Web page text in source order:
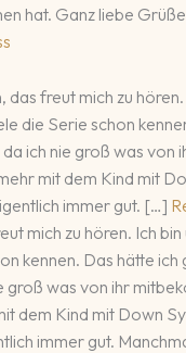
hat. Ganz liebe
das freut mich zu hören.
die Serie schon
ich nie groß was von
mit dem Kind mit
immer gut. […]
mich zu hören. Ich
kennen. Das hätte ich
groß was von ihr
dem Kind mit Down
immer gut.